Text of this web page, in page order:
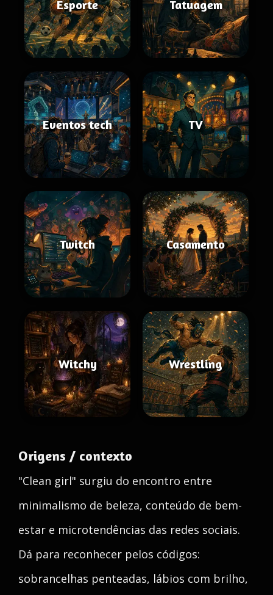
Esporte Tatuagem
Eventos tech TV
Twitch Casamento
Witchy Wrestling
Origens / contexto
"Clean girl" surgiu do encontro entre
minimalismo de beleza, conteúdo de bem-
estar e microtendências das redes sociais.
Dá para reconhecer pelos códigos:
sobrancelhas penteadas, lábios com brilho,